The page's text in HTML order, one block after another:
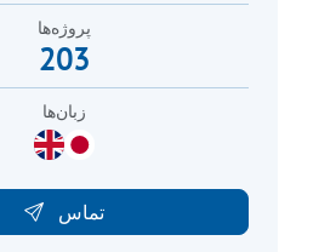
پروژه‌ها
203
زبان‌ها
تماس